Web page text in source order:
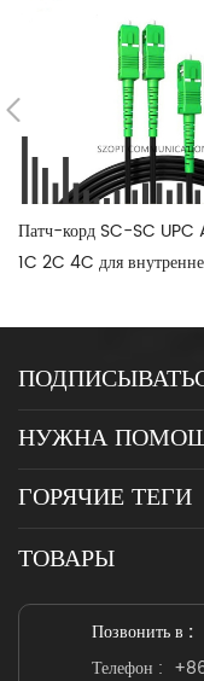
Патч-корд SC-SC UPC
1C 2C 4C для
НУЖНА
ГОРЯЧИЕ ТЕГИ
ТОВАРЫ
Позвонить в :
Телефон :